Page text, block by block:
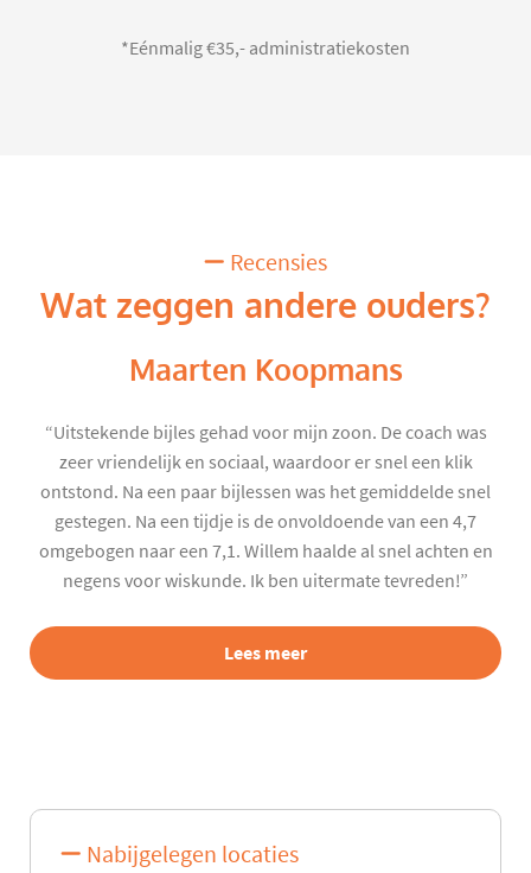
*Eénmalig €35,- administratiekosten
Recensies
Wat zeggen andere ouders?
Maarten Koopmans
“Uitstekende bijles gehad voor mijn zoon. De coach was
zeer vriendelijk en sociaal, waardoor er snel een klik
ontstond. Na een paar bijlessen was het gemiddelde snel
gestegen. Na een tijdje is de onvoldoende van een 4,7
omgebogen naar een 7,1. Willem haalde al snel achten en
negens voor wiskunde. Ik ben uitermate tevreden!”
Lees meer
Nabijgelegen locaties